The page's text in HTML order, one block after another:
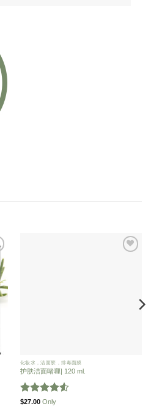
化妆水，洁面胶，排毒面膜
护肤洁面啫喱| 120 ml.
Rated4.55
$27.00Only